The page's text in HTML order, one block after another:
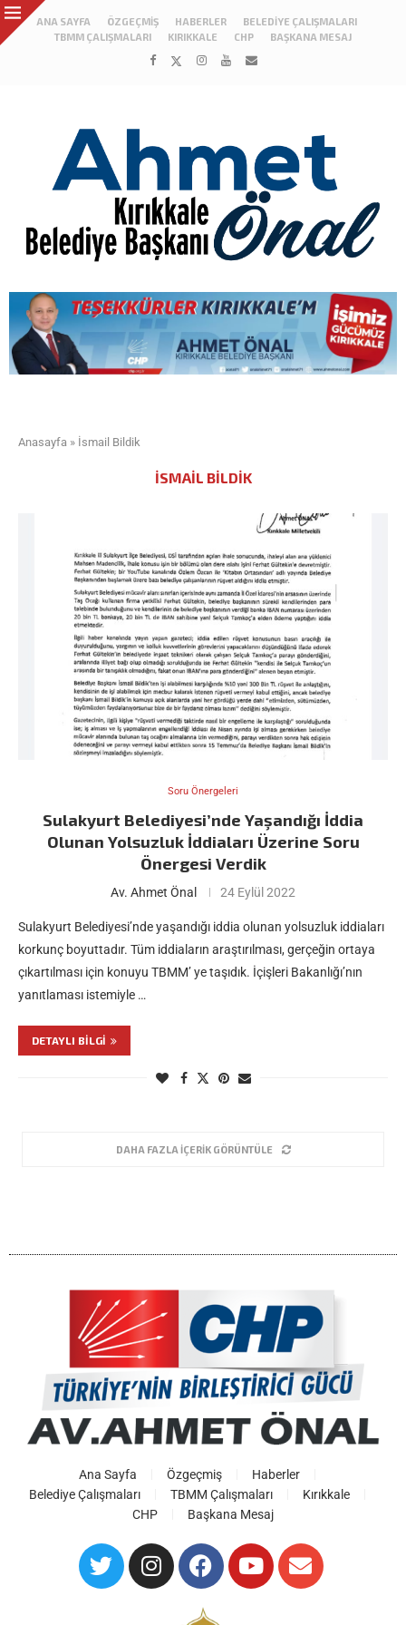
ANA SAYFA ÖZGEÇMIŞ HABERLER
BELEDIYE ÇALIŞMALARI
TBMM ÇALIŞMALARI
KIRIKKALE CHP BAŞKANA MESAJ
Anasayfa » İsmail Bildik
İSMAIL BILDIK
Soru Önergeleri
Sulakyurt Belediyesi’nde Yaşandığı İddia
Olunan Yolsuzluk İddiaları Üzerine Soru
Önergesi Verdik
Av. Ahmet Önal 24 Eylül 2022
Sulakyurt Belediyesi’nde yaşandığı iddia olunan yolsuzluk iddiaları
korkunç boyuttadır. Tüm iddiaların araştırılması, gerçeğin ortaya
çıkartılması için konuyu TBMM’ ye taşıdık. İçişleri Bakanlığı’nın
yanıtlaması istemiyle …
DETAYLI BILGI
DAHA FAZLA İÇERIK GÖRÜNTÜLE
Ana Sayfa Özgeçmiş
Haberler
Belediye Çalışmaları
TBMM Çalışmaları
Kırıkkale
CHP
Başkana Mesaj